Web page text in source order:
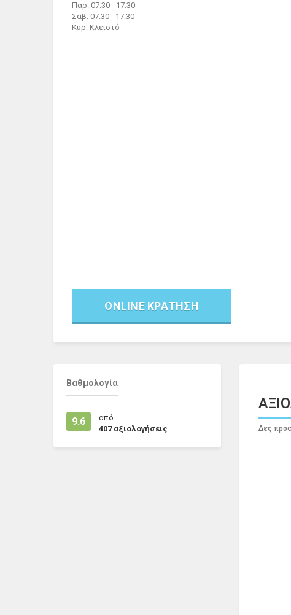
Παρ: 07:30 - 17:30
Σαβ: 07:30 - 17:30
Κυρ: Κλειστό
ONLINE ΚΡΑΤΗΣΗ
Βαθμολογία
9.6
από
407 αξιολογήσεις Δες